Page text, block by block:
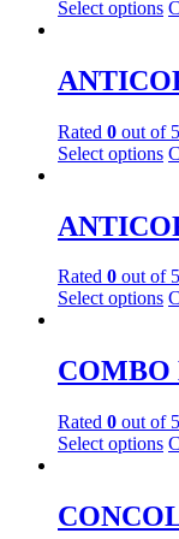
Select options
Rated 0 out of 5
Select options
Rated 0 out of 5
Select options
COMBO
Rated 0 out of 5
Select options